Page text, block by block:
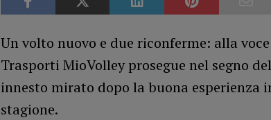
Un volto nuovo e due riconferme: alla
Trasporti MioVolley prosegue nel segno
innesto mirato dopo la buona esperienza
stagione.